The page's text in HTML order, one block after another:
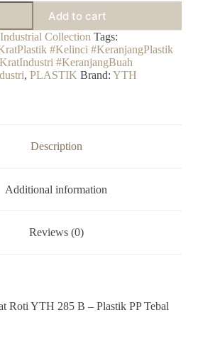
Add to cart
Industrial Collection Tags:
#Kelinci #KeranjangPlastik
#KeranjangBuah
, PLASTIK Brand: YTH
Description
Additional information
Reviews (0)
Roti YTH 285 B – Plastik PP Tebal